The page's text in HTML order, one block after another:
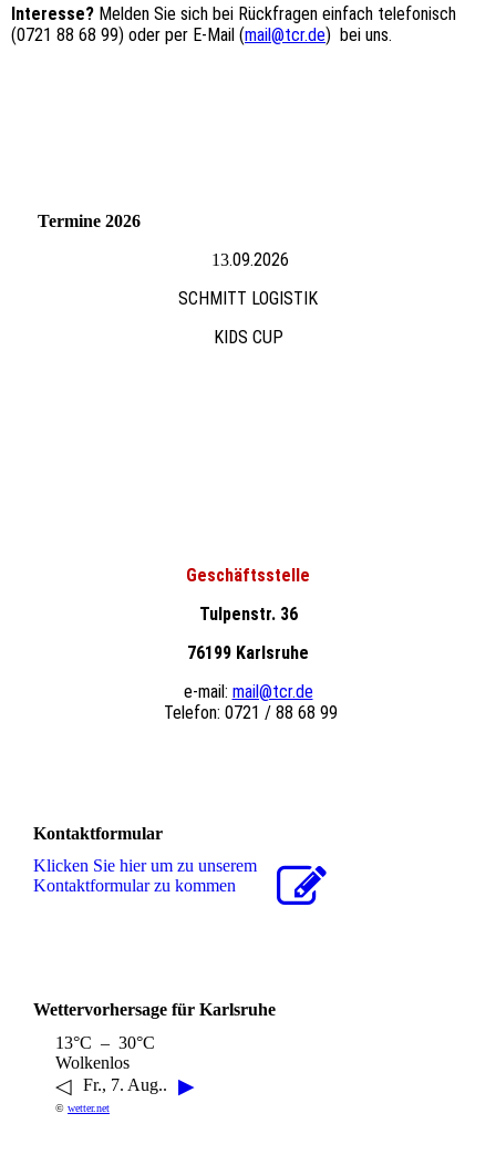
Interesse? Melden Sie sich bei Rückfragen einfach telefonisch
(0721 88 68 99) oder per E-Mail (mail@tcr.de) bei uns.
Termine 2026
13.09.2026
SCHMITT LOGISTIK
KIDS CUP
Geschäftsstelle
Tulpenstr. 36
76199 Karlsruhe
e-mail: mail@tcr.de
Telefon: 0721 / 88 68 99
Kontaktformular
Klicken Sie hier um zu unserem
Kon­takt­for­mu­lar zu kommen
Wettervorhersage für Karlsruhe
13°C – 30°C
Wolkenlos
◁ Fr., 7. Aug.. ▶
© wetter.net